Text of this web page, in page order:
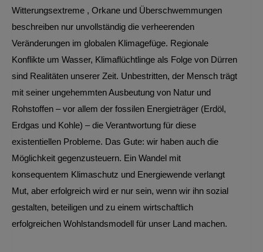
Witterungsextreme , Orkane und Überschwemmungen
beschreiben nur unvollständig die verheerenden
Veränderungen im globalen Klimagefüge. Regionale
Konflikte um Wasser, Klimaflüchtlinge als Folge von Dürren
sind Realitäten unserer Zeit. Unbestritten, der Mensch trägt
mit seiner ungehemmten Ausbeutung von Natur und
Rohstoffen – vor allem der fossilen Energieträger (Erdöl,
Erdgas und Kohle) – die Verantwortung für diese
existentiellen Probleme. Das Gute: wir haben auch die
Möglichkeit gegenzusteuern. Ein Wandel mit
konsequentem Klimaschutz und Energiewende verlangt
Mut, aber erfolgreich wird er nur sein, wenn wir ihn sozial
gestalten, beteiligen und zu einem wirtschaftlich
erfolgreichen Wohlstandsmodell für unser Land machen.